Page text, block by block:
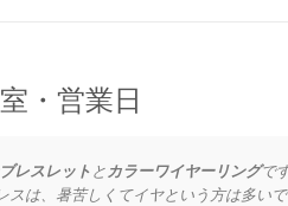
・営業日
レスレットとカラーワイヤーリングです
スは、暑苦しくてイヤという方は多いで